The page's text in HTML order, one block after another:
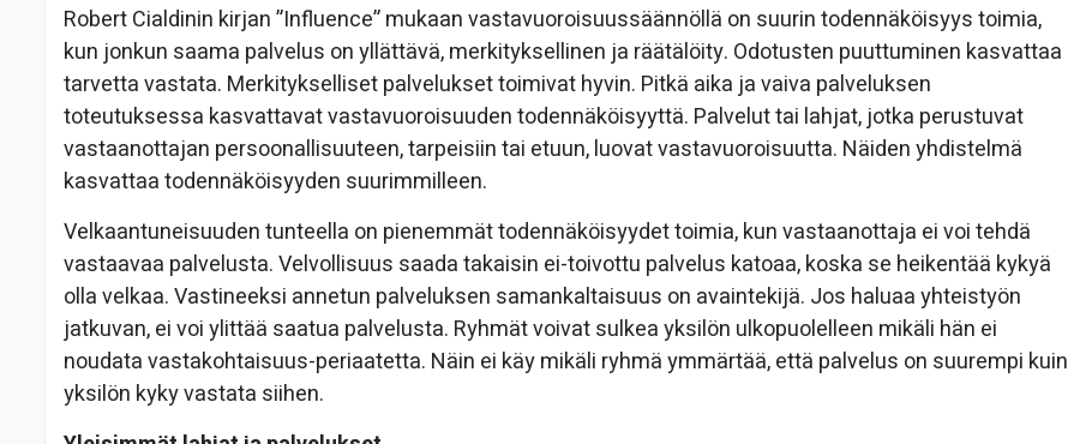
Robert Cialdinin kirjan ”Influence” mukaan vastavuoroisuussäännöllä on suurin todennäköisyys toimia,
kun jonkun saama palvelus on yllättävä, merkityksellinen ja räätälöity. Odotusten puuttuminen kasvattaa
tarvetta vastata. Merkitykselliset palvelukset toimivat hyvin. Pitkä aika ja vaiva palveluksen
toteutuksessa kasvattavat vastavuoroisuuden todennäköisyyttä. Palvelut tai lahjat, jotka perustuvat
vastaanottajan persoonallisuuteen, tarpeisiin tai etuun, luovat vastavuoroisuutta. Näiden yhdistelmä
kasvattaa todennäköisyyden suurimmilleen.
Velkaantuneisuuden tunteella on pienemmät todennäköisyydet toimia, kun vastaanottaja ei voi tehdä
vastaavaa palvelusta. Velvollisuus saada takaisin ei-toivottu palvelus katoaa, koska se heikentää kykyä
olla velkaa. Vastineeksi annetun palveluksen samankaltaisuus on avaintekijä. Jos haluaa yhteistyön
jatkuvan, ei voi ylittää saatua palvelusta. Ryhmät voivat sulkea yksilön ulkopuolelleen mikäli hän ei
noudata vastakohtaisuus-periaatetta. Näin ei käy mikäli ryhmä ymmärtää, että palvelus on suurempi kuin
yksilön kyky vastata siihen.